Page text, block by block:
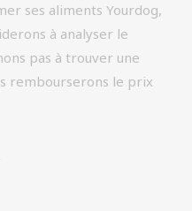
ses aliments Yourdog,
à analyser le
pas à trouver une
rembourserons le prix